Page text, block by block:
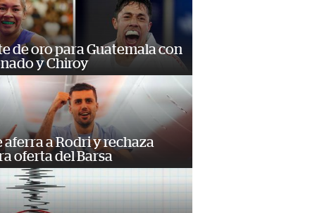
de oro para Guatemala con
y Chiroy
aferra a Rodri y rechaza
oferta del Barsa